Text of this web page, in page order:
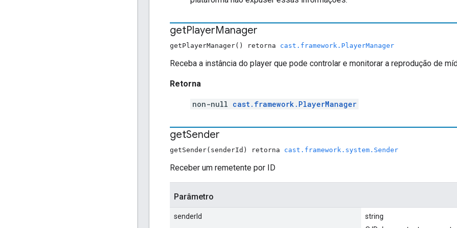
getPlayerManager
getPlayerManager() retorna cast.framework.PlayerManager
Receba a instância do player que pode controlar e monitorar a reprodução de
Retorna
non-null cast.framework.PlayerManager
getSender
getSender(senderId) retorna cast.framework.system.Sender
Receber um remetente por ID
Parâmetro
senderId
string